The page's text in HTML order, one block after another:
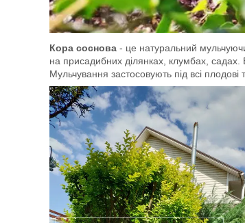
Кора соснова - це натуральний
на присадибних ділянках, клумбах, садах.
Мульчування застосовують під всі